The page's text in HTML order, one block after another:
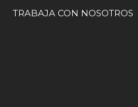
TRABAJA CON NOSOTROS